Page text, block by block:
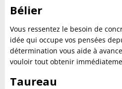
Bélier
Vous ressentez le besoin de
idée qui occupe vos pensées
détermination vous aide à
vouloir tout obtenir
Taureau